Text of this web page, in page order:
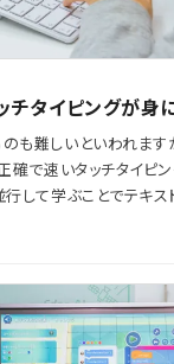
チタイピングが身
も難しいといわれます
で速いタッチタイピ
行して学ぶことでテキ